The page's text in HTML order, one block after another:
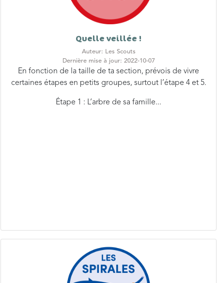
Quelle veillée !
Auteur: Les Scouts
En fonction de la taille de ta section, prévois de vivre
certaines étapes en petits groupes, surtout l’étape 4 et 5.
Étape 1 : L’arbre de sa famille...